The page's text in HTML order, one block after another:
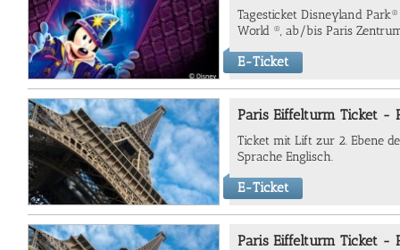
Tagesticket Disneyland
World ®, ab/bis Paris
E-Ticket
Paris Eiffelturm Ticket -
Ticket mit Lift zur 2. Ebene
Sprache Englisch.
E-Ticket
Paris Eiffelturm Ticket -